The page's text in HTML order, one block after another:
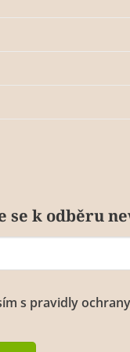
se k odběru
s pravidly